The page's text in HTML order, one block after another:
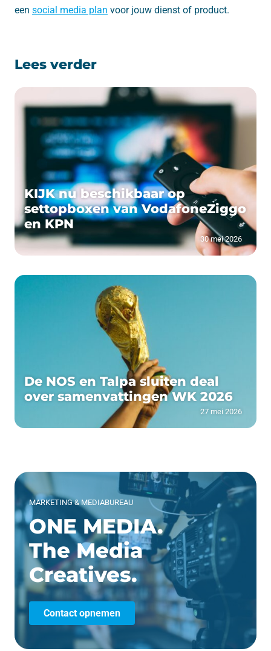
een social media plan voor jouw dienst of product.
Lees verder
KIJK nu beschikbaar op
settopboxen van VodafoneZiggo
en KPN
30 mei 2026
De NOS en Talpa sluiten deal
over samenvattingen WK 2026
27 mei 2026
MARKETING & MEDIABUREAU
ONE MEDIA.
The Media
Creatives.
Contact opnemen